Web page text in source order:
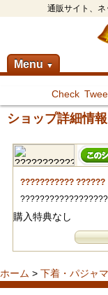
通販サイト、
Menu ▼
Check
ショップ詳細情報
??????????? ??????
購入特典なし
ホーム > 下着・パジャマ